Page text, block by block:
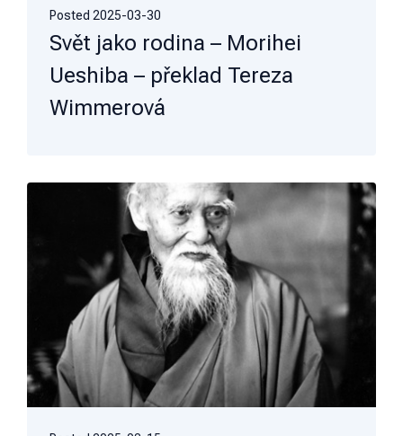
Posted 2025-03-30
Svět jako rodina – Morihei
Ueshiba – překlad Tereza
Wimmerová